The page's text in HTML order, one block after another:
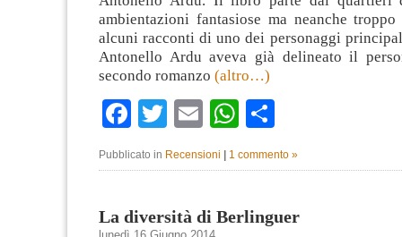
ambientazioni fantasiose ma neanche
alcuni racconti di uno dei personaggi
Antonello Ardu aveva già delineato il
secondo romanzo (altro…)
Facebook
TwitterEmailWhatsApp
Pubblicato in Recensioni 1 commento »
La diversità di Berlinguer